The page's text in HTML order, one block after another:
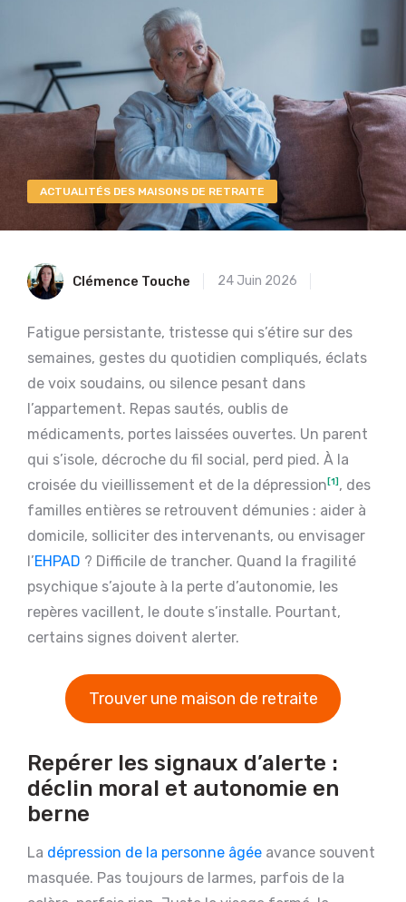
ACTUALITÉS DES MAISONS DE RETRAITE
Clémence Touche 24 Juin 2026
Fatigue persistante, tristesse qui s’étire sur des
semaines, gestes du quotidien compliqués, éclats
de voix soudains, ou silence pesant dans
l’appartement. Repas sautés, oublis de
médicaments, portes laissées ouvertes. Un parent
qui s’isole, décroche du fil social, perd pied. À la
croisée du vieillissement et de la dépression [1] , des
familles entières se retrouvent démunies : aider à
domicile, solliciter des intervenants, ou envisager
l’EHPAD ? Difficile de trancher. Quand la fragilité
psychique s’ajoute à la perte d’autonomie, les
repères vacillent, le doute s’installe. Pourtant,
certains signes doivent alerter.
Trouver une maison de retraite
Repérer les signaux d’alerte :
déclin moral et autonomie en
berne
La dépression de la personne âgée avance souvent
masquée. Pas toujours de larmes, parfois de la